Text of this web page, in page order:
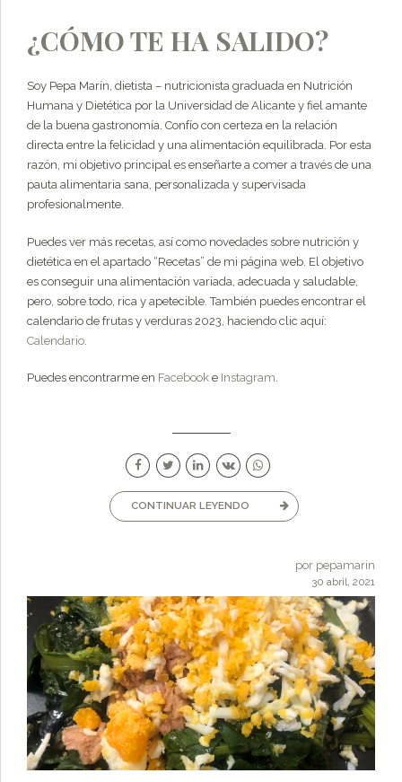
¿CÓMO TE HA SALIDO?
Soy Pepa Marín, dietista – nutricionista graduada en Nutrición
Humana y Dietética por la Universidad de Alicante y fiel amante
de la buena gastronomía. Confío con certeza en la relación
directa entre la felicidad y una alimentación equilibrada. Por esta
razón, mi objetivo principal es enseñarte a comer a través de una
pauta alimentaria sana, personalizada y supervisada
profesionalmente.
Puedes ver más recetas, así como novedades sobre nutrición y
dietética en el apartado “Recetas” de mi página web. El objetivo
es conseguir una alimentación variada, adecuada y saludable,
pero, sobre todo, rica y apetecible. También puedes encontrar el
calendario de frutas y verduras 2023, haciendo clic aquí:
Calendario
Puedes encontrarme en Facebook e Instagram.
CONTINUAR LEYENDO
por pepamarin
30 abril, 2021